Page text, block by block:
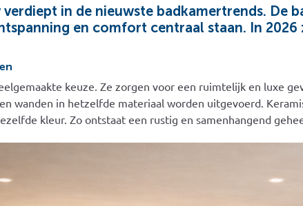
in de nieuwste badkamertrends. De
en comfort centraal staan. In
keuze. Ze zorgen voor een ruimtelijk en luxe
wanden in hetzelfde materiaal worden uitgevoerd.
kleur. Zo ontstaat een rustig en samenhangend